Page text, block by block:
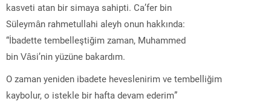
kasveti atan bir simaya sahipti. Ca’fer bin
Süleymân rahmetullahi aleyh onun hakkında:
“İbadette tembelleştiğim zaman, Muhammed
bin Vâsi’nin yüzüne bakardım.
O zaman yeniden ibadete heveslenirim ve tembelliğim
kaybolur, o istekle bir hafta devam ederim”